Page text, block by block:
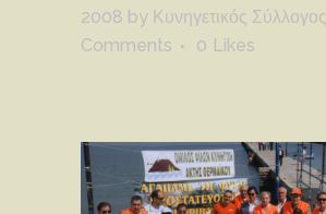
2008 by Κυνηγετικός Σύλλογος
Comments
0 Likes